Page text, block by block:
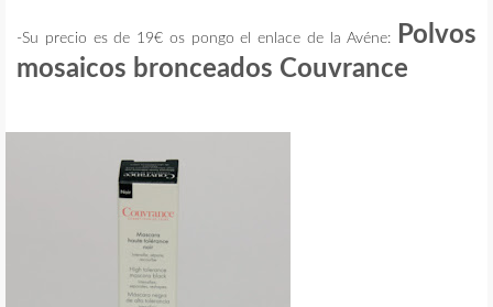
-Su precio es de 19€ os pongo el enlace de la Avéne:
Polvos
mosaicos bronceados Couvrance